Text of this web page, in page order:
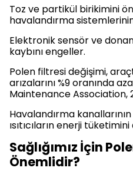
Toz ve partikül birikimini
havalandırma
Elektronik sensör ve
kaybını engeller.
Polen filtresi değişimi,
arızalarını %9 oranında
Maintenance Association,
Havalandırma
ısıtıcıların enerji
Sağlığımız İçin
Önemlidir?